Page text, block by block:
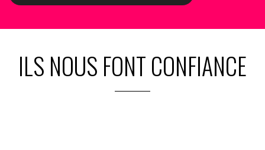
ILS NOUS FONT CONFIANCE